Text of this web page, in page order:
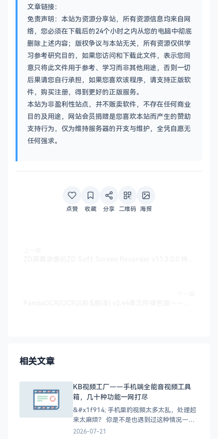
文章链接：
免责声明：本站为资源分享站，所有资源信息均来自网
络，您必须在下载后的24个小时之内从您的电脑中彻底
删除上述内容；版权争议与本站无关，所有资源仅供学
习参考研究目的，如果您访问和下载此文件，表示您同
意只将此文件用于参考、学习而非其他用途，否则一切
后果请您自行承担，如果您喜欢该程序，请支持正版软
件，购买注册，得到更好的正版服务。
本站为非盈利性站点，并不贩卖软件，不存在任何商业
目的及用途，网站会员捐赠是您喜欢本站而产生的赞助
支持行为，仅为维持服务器的开支与维护，全凭自愿无
任何强求。
点赞 收藏 分享 二维码 海报
相关文章
KB视频工厂——手机端全能音视频工具
箱，几十种功能一网打尽
&#x1f914; 手机里的视频太多太乱，处理起
来太麻烦？ 你是不是也遇到过这种情况——
手机里存了一堆视频，想转个格式找不到合
2026-07-21